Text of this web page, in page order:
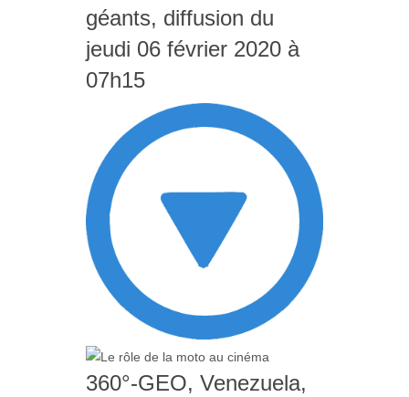
géants, diffusion du
jeudi 06 février 2020 à
07h15
360°-GEO, Venezuela,